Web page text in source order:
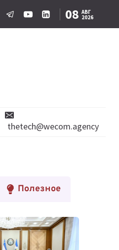
08 АВГ
2026
thetech@wecom.agency
Полезное